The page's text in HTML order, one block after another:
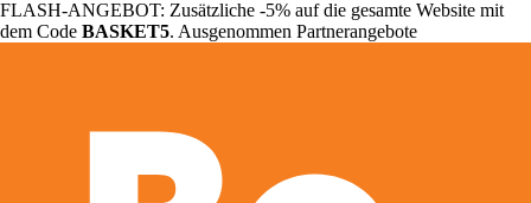
FLASH-ANGEBOT: Zusätzliche -5% auf die gesamte Website mit
dem Code BASKET5. Ausgenommen Partnerangebote